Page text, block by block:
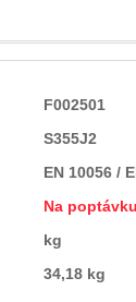
F002501
S355J2
EN 10056 /
Na poptávku
kg
34,18 kg